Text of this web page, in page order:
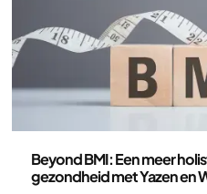
Beyond BMI: Een meer
gezondheid met Yazen en